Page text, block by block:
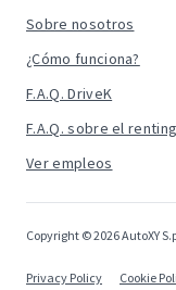
Sobre nosotros
¿Cómo funciona?
F.A.Q. DriveK
F.A.Q. sobre el renting
Ver empleos
Copyright © 2026 AutoXY
Privacy Policy Cookie